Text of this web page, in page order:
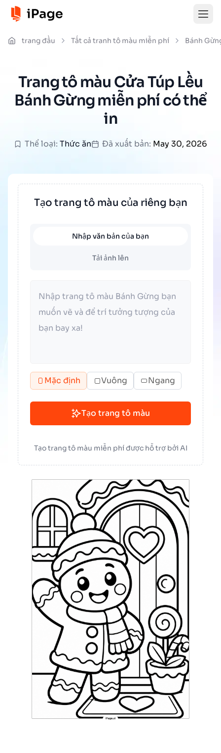
trang đầu Tất cả tranh tô màu miễn phí Bánh
Trang tô màu Cửa Túp Lều
Bánh Gừng miễn phí có thể
in
Thể loại: Thức ăn Đã xuất bản: May 30, 2026
Tạo trang tô màu của riêng bạn
Nhập văn bản của bạn
Tải ảnh lên
Mặc định Vuông Ngang
Tạo trang tô màu
Tạo trang tô màu miễn phí được hỗ trợ bởi AI